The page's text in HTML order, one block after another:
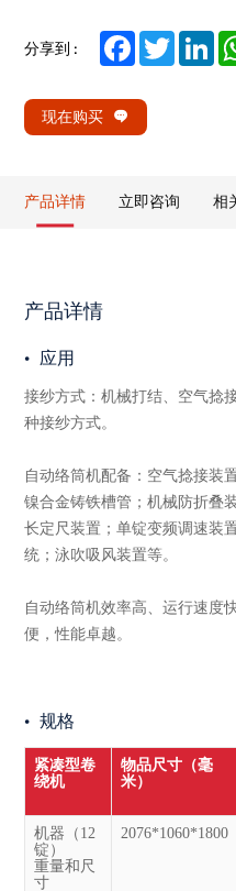
分享到 : FacebookTwitter
现在购买
产品详情 立即咨询 相
产品详情
应用
接纱方式：机械打结、空气捻
种接纱方式。
自动络筒机配备：空气捻接装
镍合金铸铁槽管；机械防折叠
长定尺装置；单锭变频调速装
统；泳吹吸风装置等。
自动络筒机效率高、运行速度
便，性能卓越。
规格
紧凑型卷
绕机
物品尺寸（毫
米）
机器（12
锭）
重量和尺
寸
2076*1060*1800